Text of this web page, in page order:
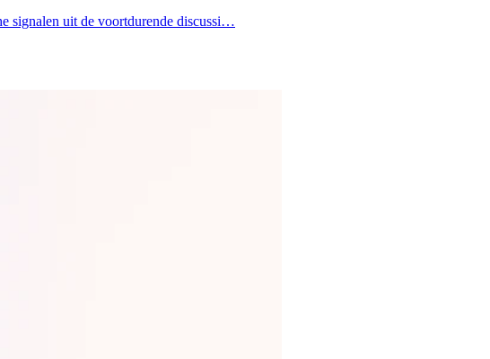
signalen uit de voortdurende discussi…